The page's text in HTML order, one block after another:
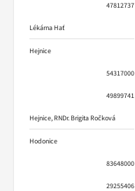
47812737
Lékárna Hať
Hejnice
54317000
49899741
Hejnice, RNDr. Brigita Ročková
Hodonice
83648000
29255406